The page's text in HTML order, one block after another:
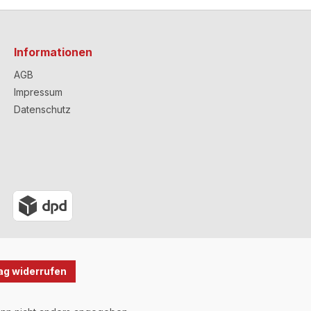
Informationen
AGB
Impressum
Datenschutz
widerrufen